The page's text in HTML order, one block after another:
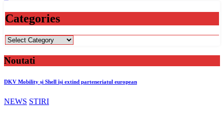
Categories
Categories
Noutati
DKV Mobility și Shell își extind parteneriatul european
NEWS STIRI